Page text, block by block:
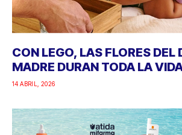
CON LEGO, LAS FLORES DEL
MADRE DURAN TODA LA
14 ABRIL, 2026